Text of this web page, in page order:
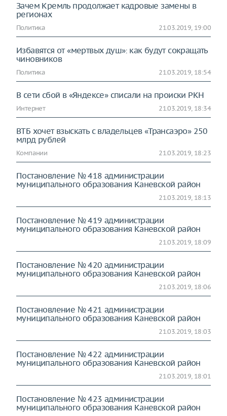
Зачем Кремль продолжает кадровые замены в
регионах
Политика 21.03.2019, 19:00
Избавятся от «мертвых душ»: как будут сокращать
чиновников
Политика 21.03.2019, 18:54
В сети сбой в «Яндексе» списали на происки РКН
Интернет 21.03.2019, 18:34
ВТБ хочет взыскать с владельцев «Трансаэро» 250
млрд рублей
Компании 21.03.2019, 18:23
Постановление № 418 администрации
муниципального образования Каневской район
21.03.2019, 18:13
Постановление № 419 администрации
муниципального образования Каневской район
21.03.2019, 18:09
Постановление № 420 администрации
муниципального образования Каневской район
21.03.2019, 18:06
Постановление № 421 администрации
муниципального образования Каневской район
21.03.2019, 18:03
Постановление № 422 администрации
муниципального образования Каневской район
21.03.2019, 18:01
Постановление № 423 администрации
муниципального образования Каневской район